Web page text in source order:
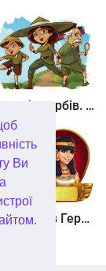
Ви
машини для
яке зробить вас
тис. Стати
Шукачі скарбів. Камінь душі
12 подвигів Геракла. Як я зустрів Мегару. колекційне видання